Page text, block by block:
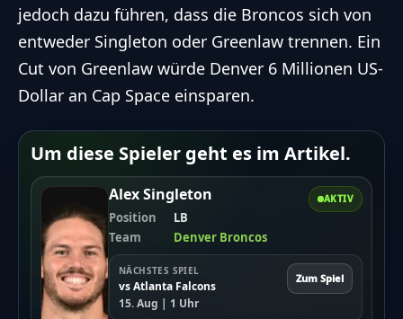
jedoch dazu führen, dass die Broncos sich von
entweder Singleton oder Greenlaw trennen. Ein
Cut von Greenlaw würde Denver 6 Millionen US-
Dollar an Cap Space einsparen.
Um diese Spieler geht es im Artikel.
AKTIV
Alex Singleton
Position
LB
Team
Denver Broncos
NÄCHSTES SPIEL
vs Atlanta Falcons
15. Aug | 1 Uhr
Zum Spiel